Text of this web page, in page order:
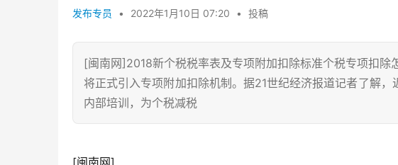
发布专员 • 2022年1月10日 07:20 • 投稿
[闽南网]2018新个税税率表及专项附加扣除标准个税专项扣除
将正式引入专项附加扣除机制。据21世纪经济报道记者了解
内部培训，为个税减税